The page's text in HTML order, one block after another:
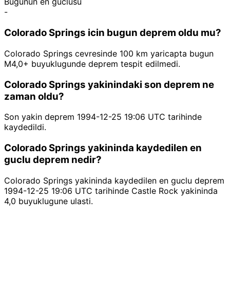
-
Colorado Springs icin bugun deprem oldu mu?
Colorado Springs cevresinde 100 km yaricapta bugun
M4,0+ buyuklugunde deprem tespit edilmedi.
Colorado Springs yakinindaki son deprem ne
zaman oldu?
Son yakin deprem 1994-12-25 19:06 UTC tarihinde
kaydedildi.
Colorado Springs yakininda kaydedilen en
guclu deprem nedir?
Colorado Springs yakininda kaydedilen en guclu deprem
1994-12-25 19:06 UTC tarihinde Castle Rock yakininda
4,0 buyuklugune ulasti.